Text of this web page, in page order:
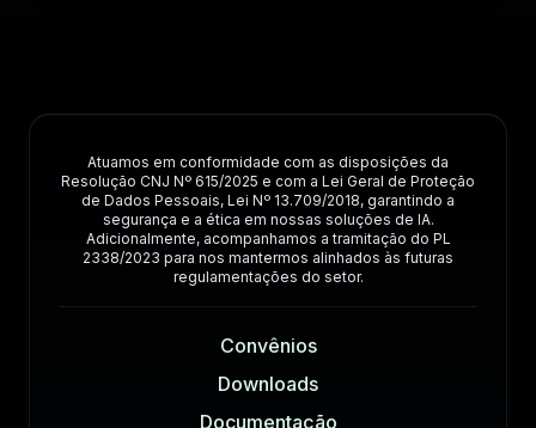
Atuamos em conformidade com as disposições da
Resolução CNJ Nº 615/2025 e com a Lei Geral de Proteção
de Dados Pessoais, Lei Nº 13.709/2018, garantindo a
segurança e a ética em nossas soluções de IA.
Adicionalmente, acompanhamos a tramitação do PL
2338/2023 para nos mantermos alinhados às futuras
regulamentações do setor.
Convênios
Downloads
Documentação